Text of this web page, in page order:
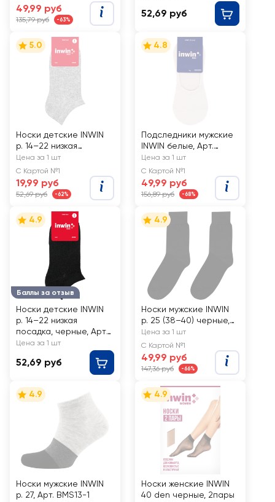
49,99 руб
135,79 руб -63%
52,69 руб
5.0
Носки детские INWIN
р. 14–22 низкая
посадка, цвет серый
меланж, Арт. BKSU-01-
LG
Цена за 1 шт
С Картой №1
19,99 руб
52,69 руб -62%
4.8
Подследники мужские
INWIN белые, Арт.
EHL15055
Цена за 1 шт
С Картой №1
49,99 руб
156,89 руб -68%
Баллы за отзыв
4.9
Носки детские INWIN
р. 14–22 низкая
посадка, черные, Арт
BKSU-01-LB
Цена за 1 шт
52,69 руб
4.9
Носки мужские INWIN
р. 25 (38–40) черные,
Арт. BMS06-01
Цена за 1 шт
С Картой №1
49,99 руб
147,36 руб -66%
4.9
Носки мужские INWIN
р. 27, Арт. BMS13-1
4.9
Носки женские INWIN
40 den черные, 2пары